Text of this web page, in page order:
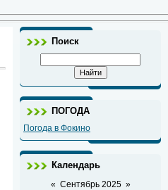
Поиск
ПОГОДА
Погода в Фокино
Календарь
« Сентябрь 2025 »